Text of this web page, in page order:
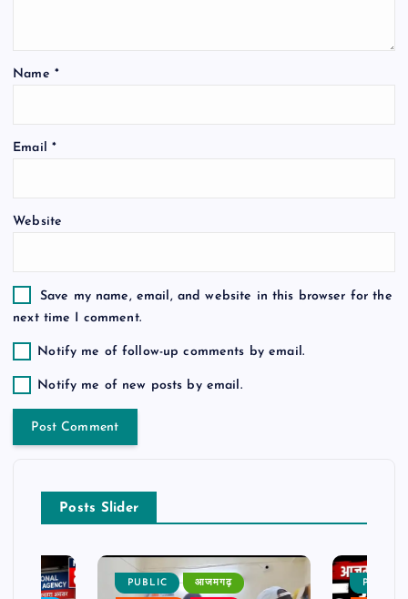
i
Name *
Email *
Website
Save my name, email, and website in this browser for the
next time I comment.
Notify me of follow-up comments by email.
Notify me of new posts by email.
Posts Slider
PUBLIC आजमगढ़ PUBLIC